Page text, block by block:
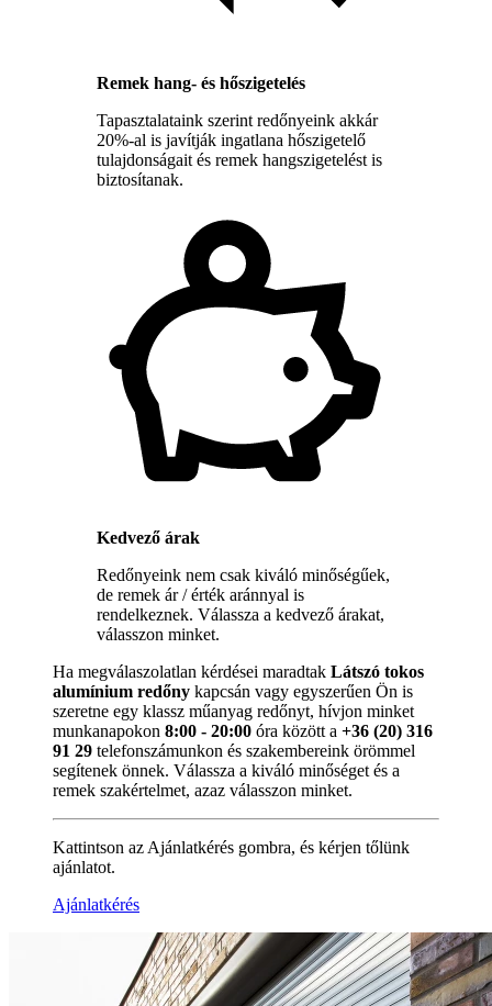
Remek hang- és hőszigetelés
Tapasztalataink szerint redőnyeink akkár
20%-al is javítják ingatlana hőszigetelő
tulajdonságait és remek hangszigetelést is
biztosítanak.
Kedvező árak
Redőnyeink nem csak kiváló minőségűek,
de remek ár / érték aránnyal is
rendelkeznek. Válassza a kedvező árakat,
válasszon minket.
Ha megválaszolatlan kérdései maradtak Látszó tokos
alumínium redőny kapcsán vagy egyszerűen Ön is
szeretne egy klassz műanyag redőnyt, hívjon minket
munkanapokon 8:00 - 20:00 óra között a +36 (20) 316
91 29 telefonszámunkon és szakembereink örömmel
segítenek önnek. Válassza a kiváló minőséget és a
remek szakértelmet, azaz válasszon minket.
Kattintson az Ajánlatkérés gombra, és kérjen tőlünk
ajánlatot.
Ajánlatkérés